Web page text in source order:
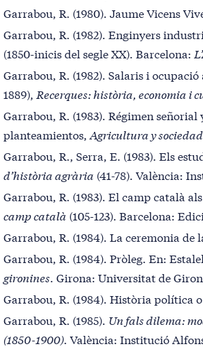
Garrabou, R. (1980). Jaume Vicens
Garrabou, R. (1982). Enginyers
(1850-inicis del segle XX). Barcelona:
Garrabou, R. (1982). Salaris i
1889), Recerques: història, economia i
Garrabou, R. (1983). Régimen
planteamientos, Agricultura y sociedad
Garrabou, R., Serra, E. (1983). Els
d’història agrària (41-78). València:
Garrabou, R. (1983). El camp català
camp català (105-123). Barcelona:
Garrabou, R. (1984). La ceremonia de
Garrabou, R. (1984). Pròleg. En:
gironines . Girona: Universitat de
Garrabou, R. (1984). Història política
Garrabou, R. (1985). Un fals dilema:
(1850-1900) . València: Institució